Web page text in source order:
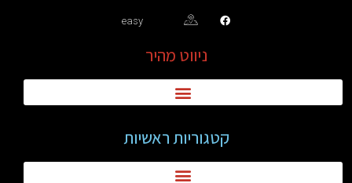
easy
ניווט מהיר
קטגוריות ראשיות